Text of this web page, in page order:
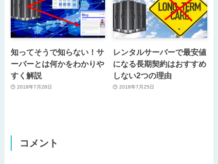
知ってそうで知らない！サ
ーバーとは何かをわかりや
すく解説
2018年7月28日
レンタルサーバーで最安値
になる長期契約はおすすめ
しない2つの理由
2018年7月25日
コメント